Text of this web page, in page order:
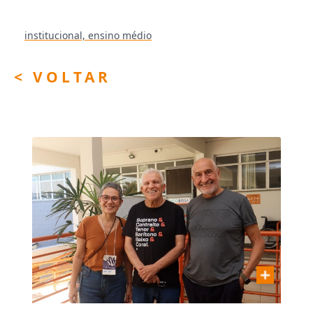
institucional, ensino médio
< VOLTAR